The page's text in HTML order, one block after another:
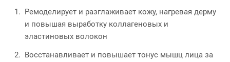
Ремоделирует и разглаживает кожу, нагревая дерму
и повышая выработку коллагеновых и
эластиновых волокон
Восстанавливает и повышает тонус мышц лица за